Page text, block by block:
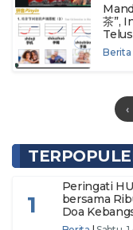
茶”,
Berita
‹
1
Peringati
bersama Ribuan Umat Agama Lain, Munajatkan
Doa
Menuju